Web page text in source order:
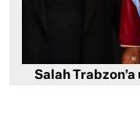
Salah Trabzon’a